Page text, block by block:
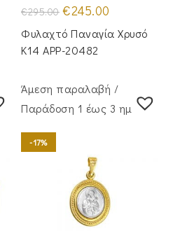
€295.00 Original
price
was:
€295.00.
€245.00
τιμή
είναι:
Φυλαχτό Παναγία Χρυσό
Κ14 APP-20482
Άμεση παραλαβή /
Παράδoση 1 έως 3 ημέρες
-17%